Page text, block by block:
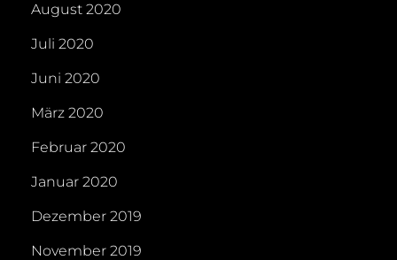
August 2020
Juli 2020
Juni 2020
März 2020
Februar 2020
Januar 2020
Dezember 2019
November 2019